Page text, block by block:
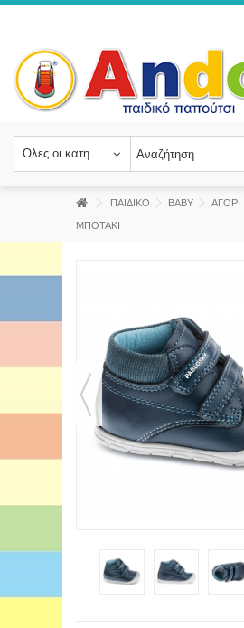
Όλες οι κατηγορίες
ΠΑΙΔΙΚΟ BABY ΑΓΟΡΙ
ΜΠΟΤΑΚΙ